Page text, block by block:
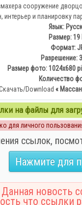
сооружение
и планировку
Язык:
Размер: 19
Формат:
Разрешение:
Размер фото: 1024х680
Количество
Download «
на файлы для
для личного
ссылок,
Нажмите для
Данная новость
что ссылки